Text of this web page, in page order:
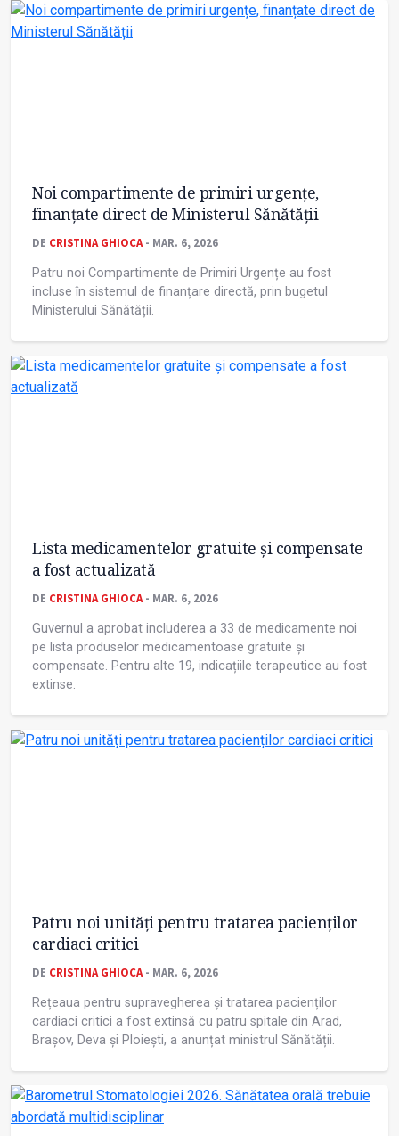
Noi compartimente de primiri urgențe,
finanțate direct de Ministerul Sănătății
DE CRISTINA GHIOCA- MAR. 6, 2026
Patru noi Compartimente de Primiri Urgențe au fost
incluse în sistemul de finanțare directă, prin bugetul
Ministerului Sănătății.
Lista medicamentelor gratuite și compensate
a fost actualizată
DE CRISTINA GHIOCA- MAR. 6, 2026
Guvernul a aprobat includerea a 33 de medicamente noi
pe lista produselor medicamentoase gratuite și
compensate. Pentru alte 19, indicațiile terapeutice au fost
extinse.
Patru noi unități pentru tratarea pacienților
cardiaci critici
DE CRISTINA GHIOCA- MAR. 6, 2026
Rețeaua pentru supravegherea și tratarea pacienților
cardiaci critici a fost extinsă cu patru spitale din Arad,
Brașov, Deva și Ploiești, a anunțat ministrul Sănătății.